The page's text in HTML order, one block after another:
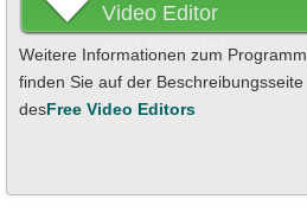
Video Editor
jetzt herunter
Weitere Informationen zum Programm
finden Sie auf der Beschreibungsseite
desFree Video Editors